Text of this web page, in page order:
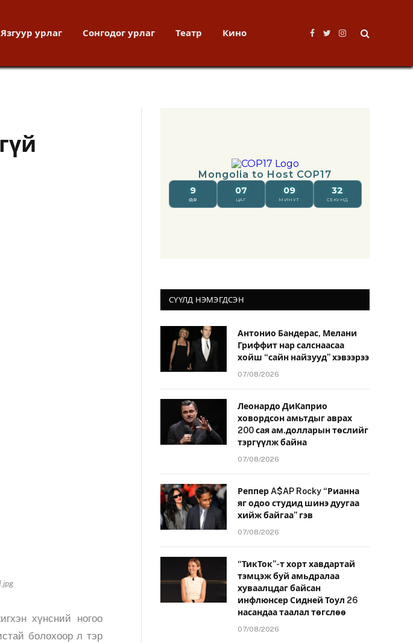
Язгуур урлаг Сонгодог урлаг Театр Кино
Facebook
TwitterInstagram
хүнсний ногоо
болохоор л тэр
СҮҮЛД НЭМЭГДСЭН
Антонио Бандерас, Мелани
Гриффит нар салснаасаа
хойш “сайн найзууд” хэвээрээ
07/08/2026
Леонардо ДиКаприо
ховордсон амьтдыг аврах
200 сая ам.долларын төслийг
тэргүүлж байна
07/08/2026
Реппер A$AP Rocky “Рианна
яг одоо студид шинэ дуугаа
хийж байгаа” гэв
07/08/2026
“ТикТок”-т хорт хавдартай
тэмцэж буй амьдралаа
хуваалцдаг байсан
инфлюнсер Сидней Тоул 26
насандаа таалал төгслөө
07/08/2026